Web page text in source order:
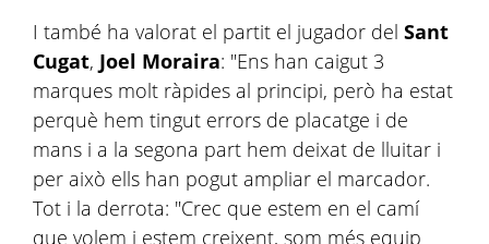
I també ha valorat el partit el jugador del Sant
Cugat, Joel Moraira: "Ens han caigut 3
marques molt ràpides al principi, però ha estat
perquè hem tingut errors de placatge i de
mans i a la segona part hem deixat de lluitar i
per això ells han pogut ampliar el marcador.
Tot i la derrota: "Crec que estem en el camí
que volem i estem creixent, som més equip